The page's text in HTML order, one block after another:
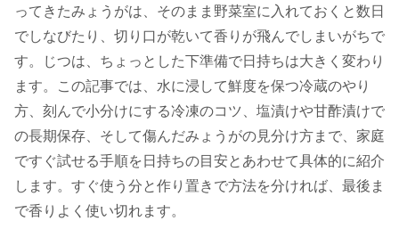
ってきたみょうがは、そのまま野菜室に入れておくと数日
でしなびたり、切り口が乾いて香りが飛んでしまいがちで
す。じつは、ちょっとした下準備で日持ちは大きく変わり
ます。この記事では、水に浸して鮮度を保つ冷蔵のやり
方、刻んで小分けにする冷凍のコツ、塩漬けや甘酢漬けで
の長期保存、そして傷んだみょうがの見分け方まで、家庭
ですぐ試せる手順を日持ちの目安とあわせて具体的に紹介
します。すぐ使う分と作り置きで方法を分ければ、最後ま
で香りよく使い切れます。